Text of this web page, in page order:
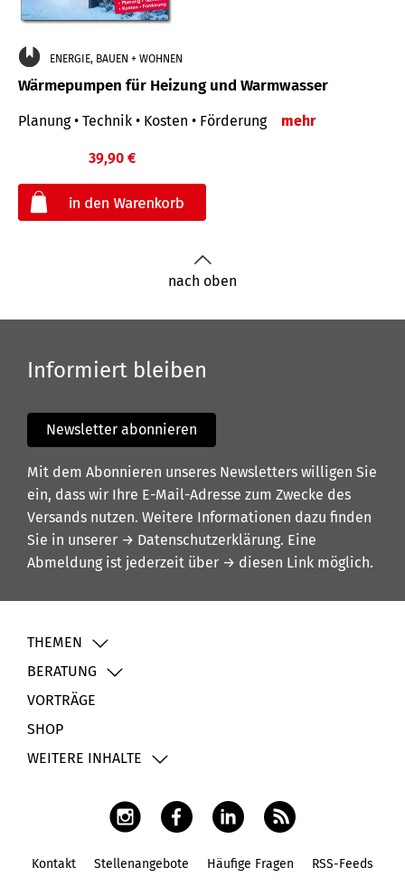
ENERGIE, BAUEN + WOHNEN
Wärmepumpen für Heizung und Warmwasser
Planung • Technik • Kosten • Förderung mehr
39,90 €
nach oben
Informiert bleiben
Newsletter abonnieren
Mit dem Abonnieren unseres Newsletters willigen Sie
ein, dass wir Ihre E-Mail-Adresse zum Zwecke des
Versands nutzen. Weitere Informationen dazu finden
Sie in unserer → Datenschutzerklärung. Eine
Abmeldung ist jederzeit über → diesen Link möglich.
THEMEN
BERATUNG
VORTRÄGE
SHOP
WEITERE INHALTE
Kontakt Stellenangebote Häufige Fragen RSS-Feeds